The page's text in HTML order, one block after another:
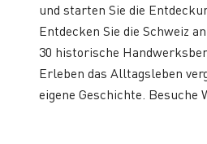
und starten Sie die
Entdecken Sie die Schweiz
30 historische
Erleben das Alltagsleben
eigene Geschichte.